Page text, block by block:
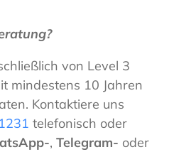
von Level 3
mindestens 10 Jahren
Kontaktiere uns
telefonisch oder
, Telegram- oder